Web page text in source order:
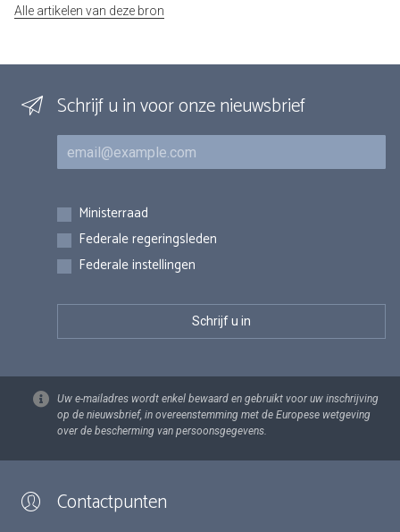
Alle artikelen van deze bron
Schrijf u in voor onze nieuwsbrief
E-mail
Inschrijvingen
Ministerraad
Federale regeringsleden
Federale instellingen
Uw e-mailadres wordt enkel bewaard en gebruikt voor uw inschrijving
op de nieuwsbrief, in overeenstemming met de Europese wetgeving
over de bescherming van persoonsgegevens.
Contactpunten